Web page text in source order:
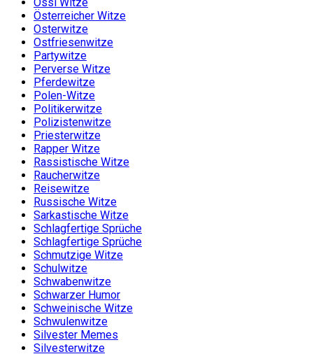
Österreicher Witze
Osterwitze
Ostfriesenwitze
Partywitze
Perverse Witze
Pferdewitze
Polen-Witze
Politikerwitze
Polizistenwitze
Priesterwitze
Rapper Witze
Rassistische Witze
Raucherwitze
Reisewitze
Russische Witze
Sarkastische Witze
Schlagfertige Sprüche
Schlagfertige Sprüche
Schmutzige Witze
Schulwitze
Schwabenwitze
Schwarzer Humor
Schweinische Witze
Schwulenwitze
Silvester Memes
Silvesterwitze